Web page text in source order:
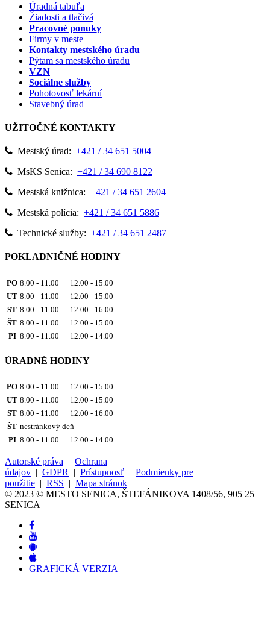
Úradná tabuľa
Žiadosti a tlačivá
Pracovné ponuky
Firmy v meste
Kontakty mestského úradu
Pýtam sa mestského úradu
VZN
Sociálne služby
Pohotovosť lekární
Stavebný úrad
UŽITOČNÉ KONTAKTY
Mestský úrad: +421 / 34 651 5004
MsKS Senica: +421 / 34 690 8122
Mestská knižnica: +421 / 34 651 2604
Mestská polícia: +421 / 34 651 5886
Technické služby: +421 / 34 651 2487
POKLADNIČNÉ HODINY
PO 8.00 - 11.00 12.00 - 15.00
UT 8.00 - 11.00 12.00 - 15.00
ST 8.00 - 11.00 12.00 - 16.00
ŠT 8.00 - 11.00 12.00 - 15.00
PI 8.00 - 11.00 12.00 - 14.00
ÚRADNÉ HODINY
PO 8.00 - 11.00 12.00 - 15.00
UT 8.00 - 11.00 12.00 - 15.00
ST 8.00 - 11.00 12.00 - 16.00
ŠT nestránkový deň
PI 8.00 - 11.00 12.00 - 14.00
Autorské práva | Ochrana
údajov | GDPR | Prístupnosť | Podmienky pre
použitie | RSS | Mapa stránok
© 2023 © MESTO SENICA, ŠTEFÁNIKOVA 1408/56, 905 25
SENICA
GRAFICKÁ VERZIA